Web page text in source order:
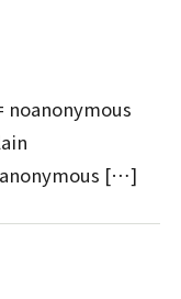
[…]